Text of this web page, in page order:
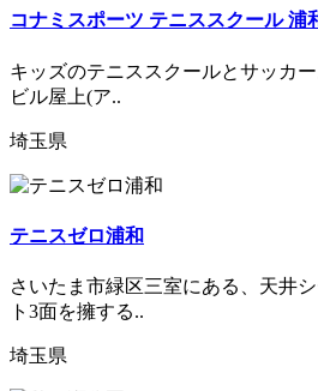
コナミスポーツ テニススクール 浦
キッズのテニススクールとサッカ
ビル屋上(ア..
埼玉県
テニスゼロ浦和
さいたま市緑区三室にある、天井
ト3面を擁する..
埼玉県